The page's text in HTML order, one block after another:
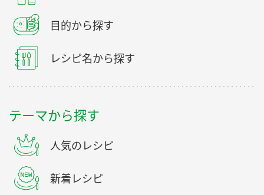
目的から探す
レシピ名から探す
テーマから探す
人気のレシピ
新着レシピ